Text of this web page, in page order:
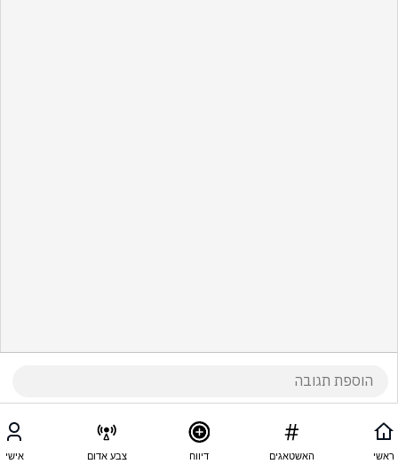
ראשי האשטאגים דיווח צבע אדום אישי